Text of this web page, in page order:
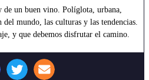
de un buen vino. Políglota, urbana,
mundo, las culturas y las tendencias.
y que debemos disfrutar el camino.